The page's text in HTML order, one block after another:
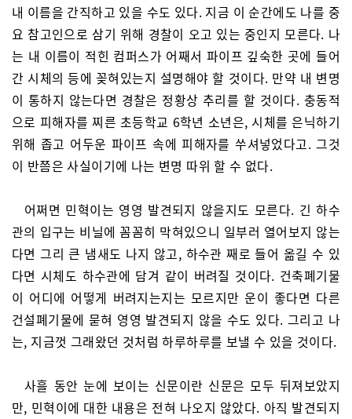
내 이름을 간직하고 있을 수도 있다. 지금 이 순간에도 나를 중
요 참고인으로 삼기 위해 경찰이 오고 있는 중인지 모른다. 나
는 내 이름이 적힌 컴퍼스가 어째서 파이프 깊숙한 곳에 들어
간 시체의 등에 꽂혀있는지 설명해야 할 것이다. 만약 내 변명
이 통하지 않는다면 경찰은 정황상 추리를 할 것이다. 충동적
으로 피해자를 찌른 초등학교 6학년 소년은, 시체를 은닉하기
위해 좁고 어두운 파이프 속에 피해자를 쑤셔넣었다고. 그것
이 반쯤은 사실이기에 나는 변명 따위 할 수 없다.
어쩌면 민혁이는 영영 발견되지 않을지도 모른다. 긴 하수
관의 입구는 비닐에 꼼꼼히 막혀있으니 일부러 열어보지 않는
다면 그리 큰 냄새도 나지 않고, 하수관 째로 들어 옮길 수 있
다면 시체도 하수관에 담겨 같이 버려질 것이다. 건축폐기물
이 어디에 어떻게 버려지는지는 모르지만 운이 좋다면 다른
건설폐기물에 묻혀 영영 발견되지 않을 수도 있다. 그리고 나
는, 지금껏 그래왔던 것처럼 하루하루를 보낼 수 있을 것이다.
사흘 동안 눈에 보이는 신문이란 신문은 모두 뒤져보았지
만, 민혁이에 대한 내용은 전혀 나오지 않았다. 아직 발견되지